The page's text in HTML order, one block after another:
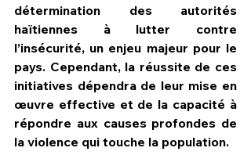
détermination des autorités
haïtiennes à lutter contre
l’insécurité, un enjeu majeur pour le
pays. Cependant, la réussite de ces
initiatives dépendra de leur mise en
œuvre effective et de la capacité à
répondre aux causes profondes de
la violence qui touche la population.